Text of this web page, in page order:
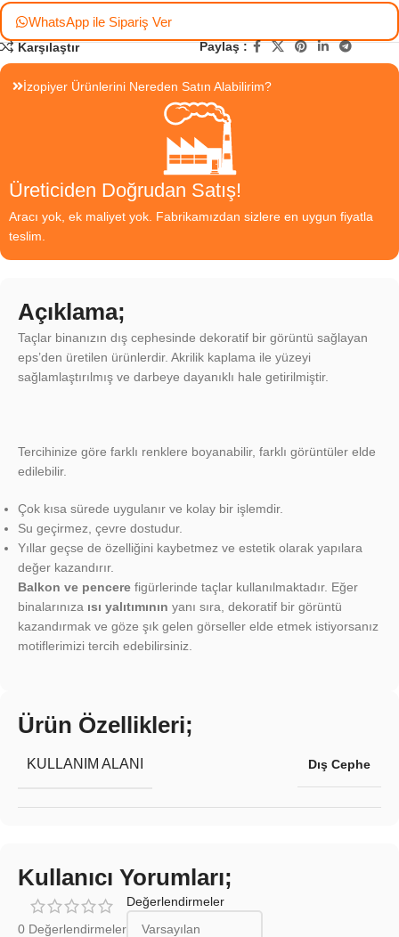
WhatsApp ile Sipariş Ver
Karşılaştır Paylaş :
İzopiyer Ürünlerini Nereden Satın Alabilirim?
Üreticiden Doğrudan Satış!
Aracı yok, ek maliyet yok. Fabrikamızdan sizlere en uygun fiyatla
teslim.
Açıklama;
Taçlar binanızın dış cephesinde dekoratif bir görüntü sağlayan
eps’den üretilen ürünlerdir. Akrilik kaplama ile yüzeyi
sağlamlaştırılmış ve darbeye dayanıklı hale getirilmiştir.
Tercihinize göre farklı renklere boyanabilir, farklı görüntüler elde
edilebilir.
Çok kısa sürede uygulanır ve kolay bir işlemdir.
Su geçirmez, çevre dostudur.
Yıllar geçse de özelliğini kaybetmez ve estetik olarak yapılara
değer kazandırır.
Balkon ve pencere figürlerinde taçlar kullanılmaktadır. Eğer
binalarınıza ısı yalıtımının yanı sıra, dekoratif bir görüntü
kazandırmak ve göze şık gelen görseller elde etmek istiyorsanız
motiflerimizi tercih edebilirsiniz.
Ürün Özellikleri;
KULLANIM ALANI Dış Cephe
Kullanıcı Yorumları;
0 Değerlendirmeler
Değerlendirmeler